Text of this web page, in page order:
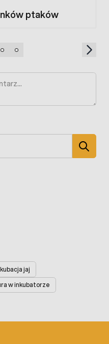
ptaków
jaj
w inkubatorze